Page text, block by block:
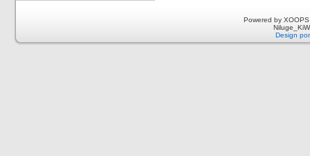
Powered by
Design